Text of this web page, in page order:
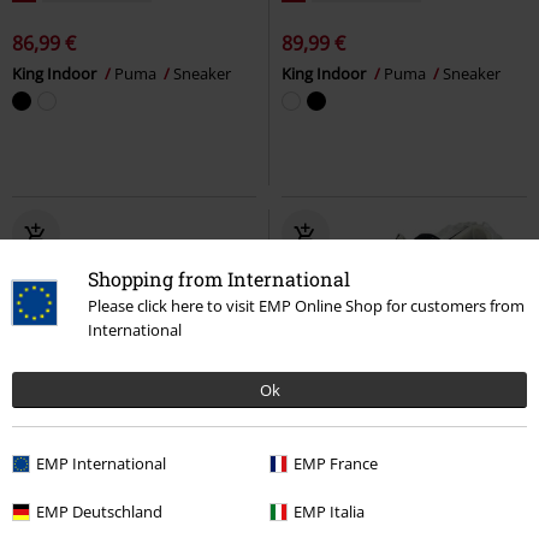
Shopping from International
Please click here to visit EMP Online Shop for customers from
International
Ok
EMP International EMP France
EMP Deutschland EMP Italia
86,99 €
King Indoor Puma Sneaker
89,99 €
King Indoor Puma Sneaker
97,99 € 75,99 €